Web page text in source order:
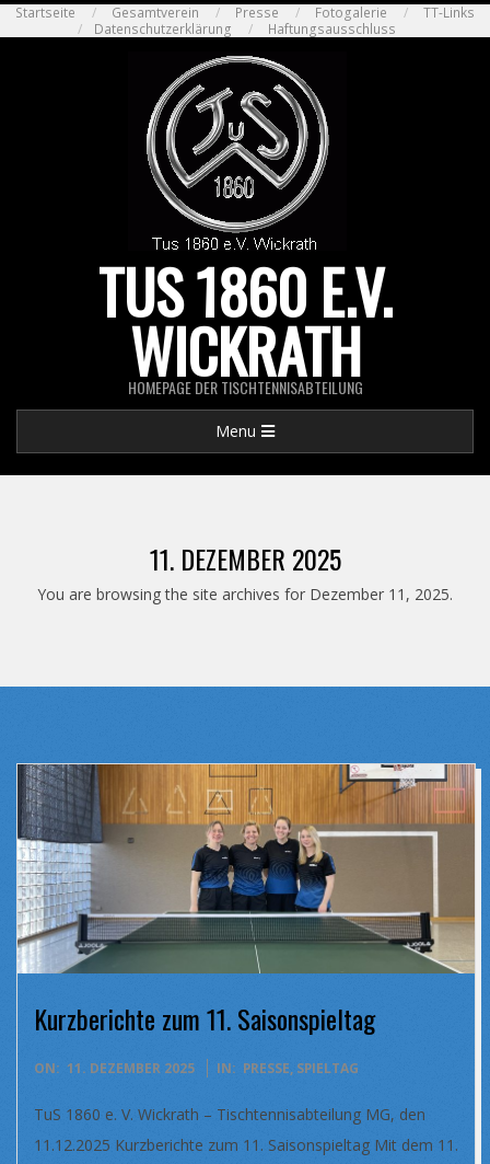
Skip
to
Startseite Gesamtverein Presse Fotogalerie
TT-Links
Datenschutzerklärung
Haftungsausschluss
TUS 1860 E.V.
WICKRATH
HOMEPAGE DER TISCHTENNISABTEILUNG
Navigation
Menu
11. DEZEMBER 2025
You are browsing the site archives for Dezember 11, 2025.
Kurzberichte zum 11. Saisonspieltag
2025-
ON: 11. DEZEMBER 2025 IN: PRESSE, SPIELTAG
TuS 1860 e. V. Wickrath – Tischtennisabteilung MG, den
11.12.2025 Kurzberichte zum 11. Saisonspieltag Mit dem 11.